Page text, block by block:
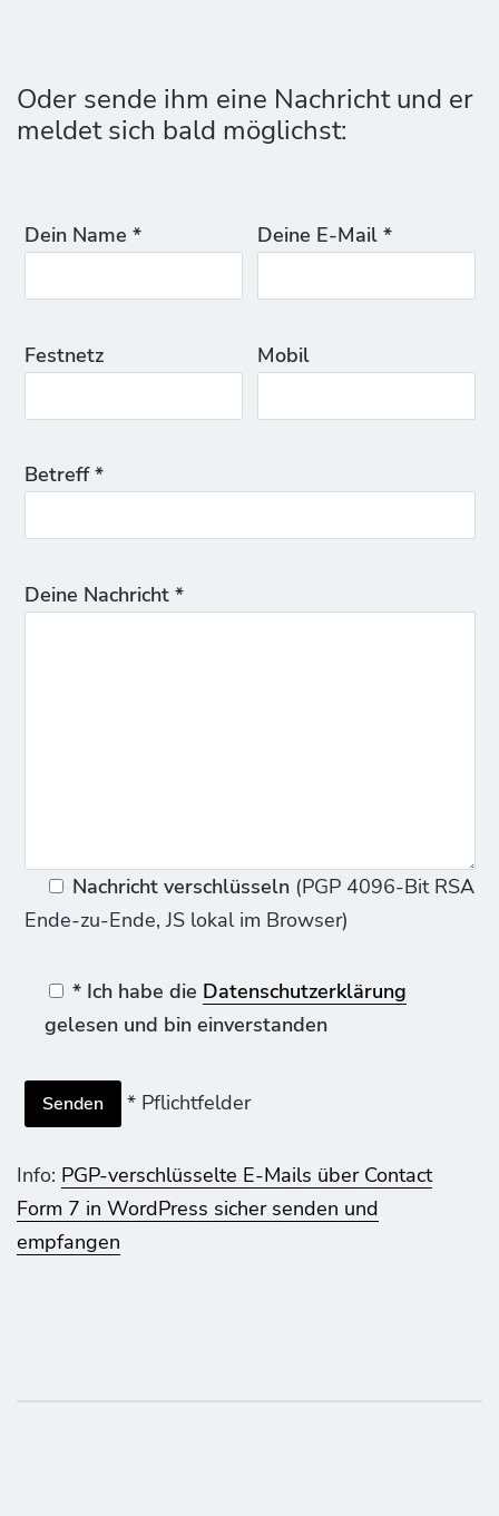
Oder sende ihm eine Nachricht und er
meldet sich bald möglichst:
Dein Name * Deine E-Mail *
Festnetz Mobil
Betreff *
Deine Nachricht *
Nachricht verschlüsseln(PGP 4096-Bit RSA
Ende-zu-Ende, JS lokal im Browser)
* Ich habe die Datenschutzerklärung
gelesen und bin einverstanden
* Pflichtfelder
Info: PGP-verschlüsselte E-Mails über Contact
Form 7 in WordPress sicher senden und
empfangen